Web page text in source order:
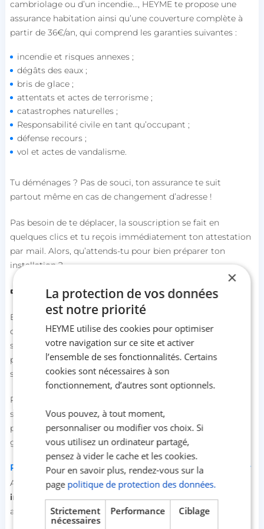
cambriolage ou d’un incendie…, HEYME te propose une
assurance habitation ainsi qu’une couverture complète à
partir de 36€/an, qui comprend les garanties suivantes :
incendie et risques annexes ;
dégâts des eaux ;
bris de glace ;
attentats et actes de terrorisme ;
catastrophes naturelles ;
Responsabilité civile en tant qu’occupant ;
défense recours ;
vol et actes de vandalisme.
Tu déménages ? Pas de souci, ton assurance te suit
partout même en cas de changement d’adresse !
Pas besoin de te déplacer, la souscription se fait en
quelques clics et tu reçois immédiatement ton attestation
par mail. Alors, qu’attends-tu pour bien préparer ton
installation ?
👉 Assurance logement HEYME
Et si ton futur logement nécessite quelques travaux avant
d’y poser tes valises (isolation, salle de bain, aménagement
sur-mesure...), tu peux aussi te faire accompagner de A à Z
par des experts commeRenovation Man, qui proposent un
suivi personnalisé et des artisans qualifiés.
Renovation Man te garantit un juste prix pour tes travaux,
sélectionne tes artisans, et t'accompagne, de l'idée
première jusqu'aux finitions. Reçois une estimation
gratuite en 24H.
Profil jeune : un atout pour obtenir un prêt immobilier
Aux yeux des banques disposées à t’accorder unprêt
immobilier jeune, ton profil possède de nombreux
avantages :
×
La protection de vos données
est notre priorité
HEYME utilise des cookies pour optimiser
votre navigation sur ce site et activer
l’ensemble de ses fonctionnalités. Certains
cookies sont nécessaires à son
fonctionnement, d’autres sont optionnels.
Vous pouvez, à tout moment,
personnaliser ou modifier vos choix. Si
vous utilisez un ordinateur partagé,
pensez à vider le cache et les cookies.
Pour en savoir plus, rendez-vous sur la
page politique de protection des données.
Strictement
nécessaires
Performance Ciblage